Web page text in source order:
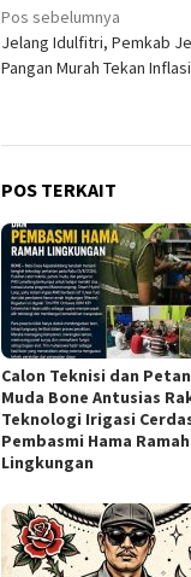
Navigasi
pos
Pos sebelumnya
Jelang Idulfitri, Pemkab
Pangan Murah Tekan Inflasi
POS TERKAIT
Calon Teknisi dan
Muda Bone Antusias
Teknologi Irigasi
Pembasmi Hama Ramah
Lingkungan